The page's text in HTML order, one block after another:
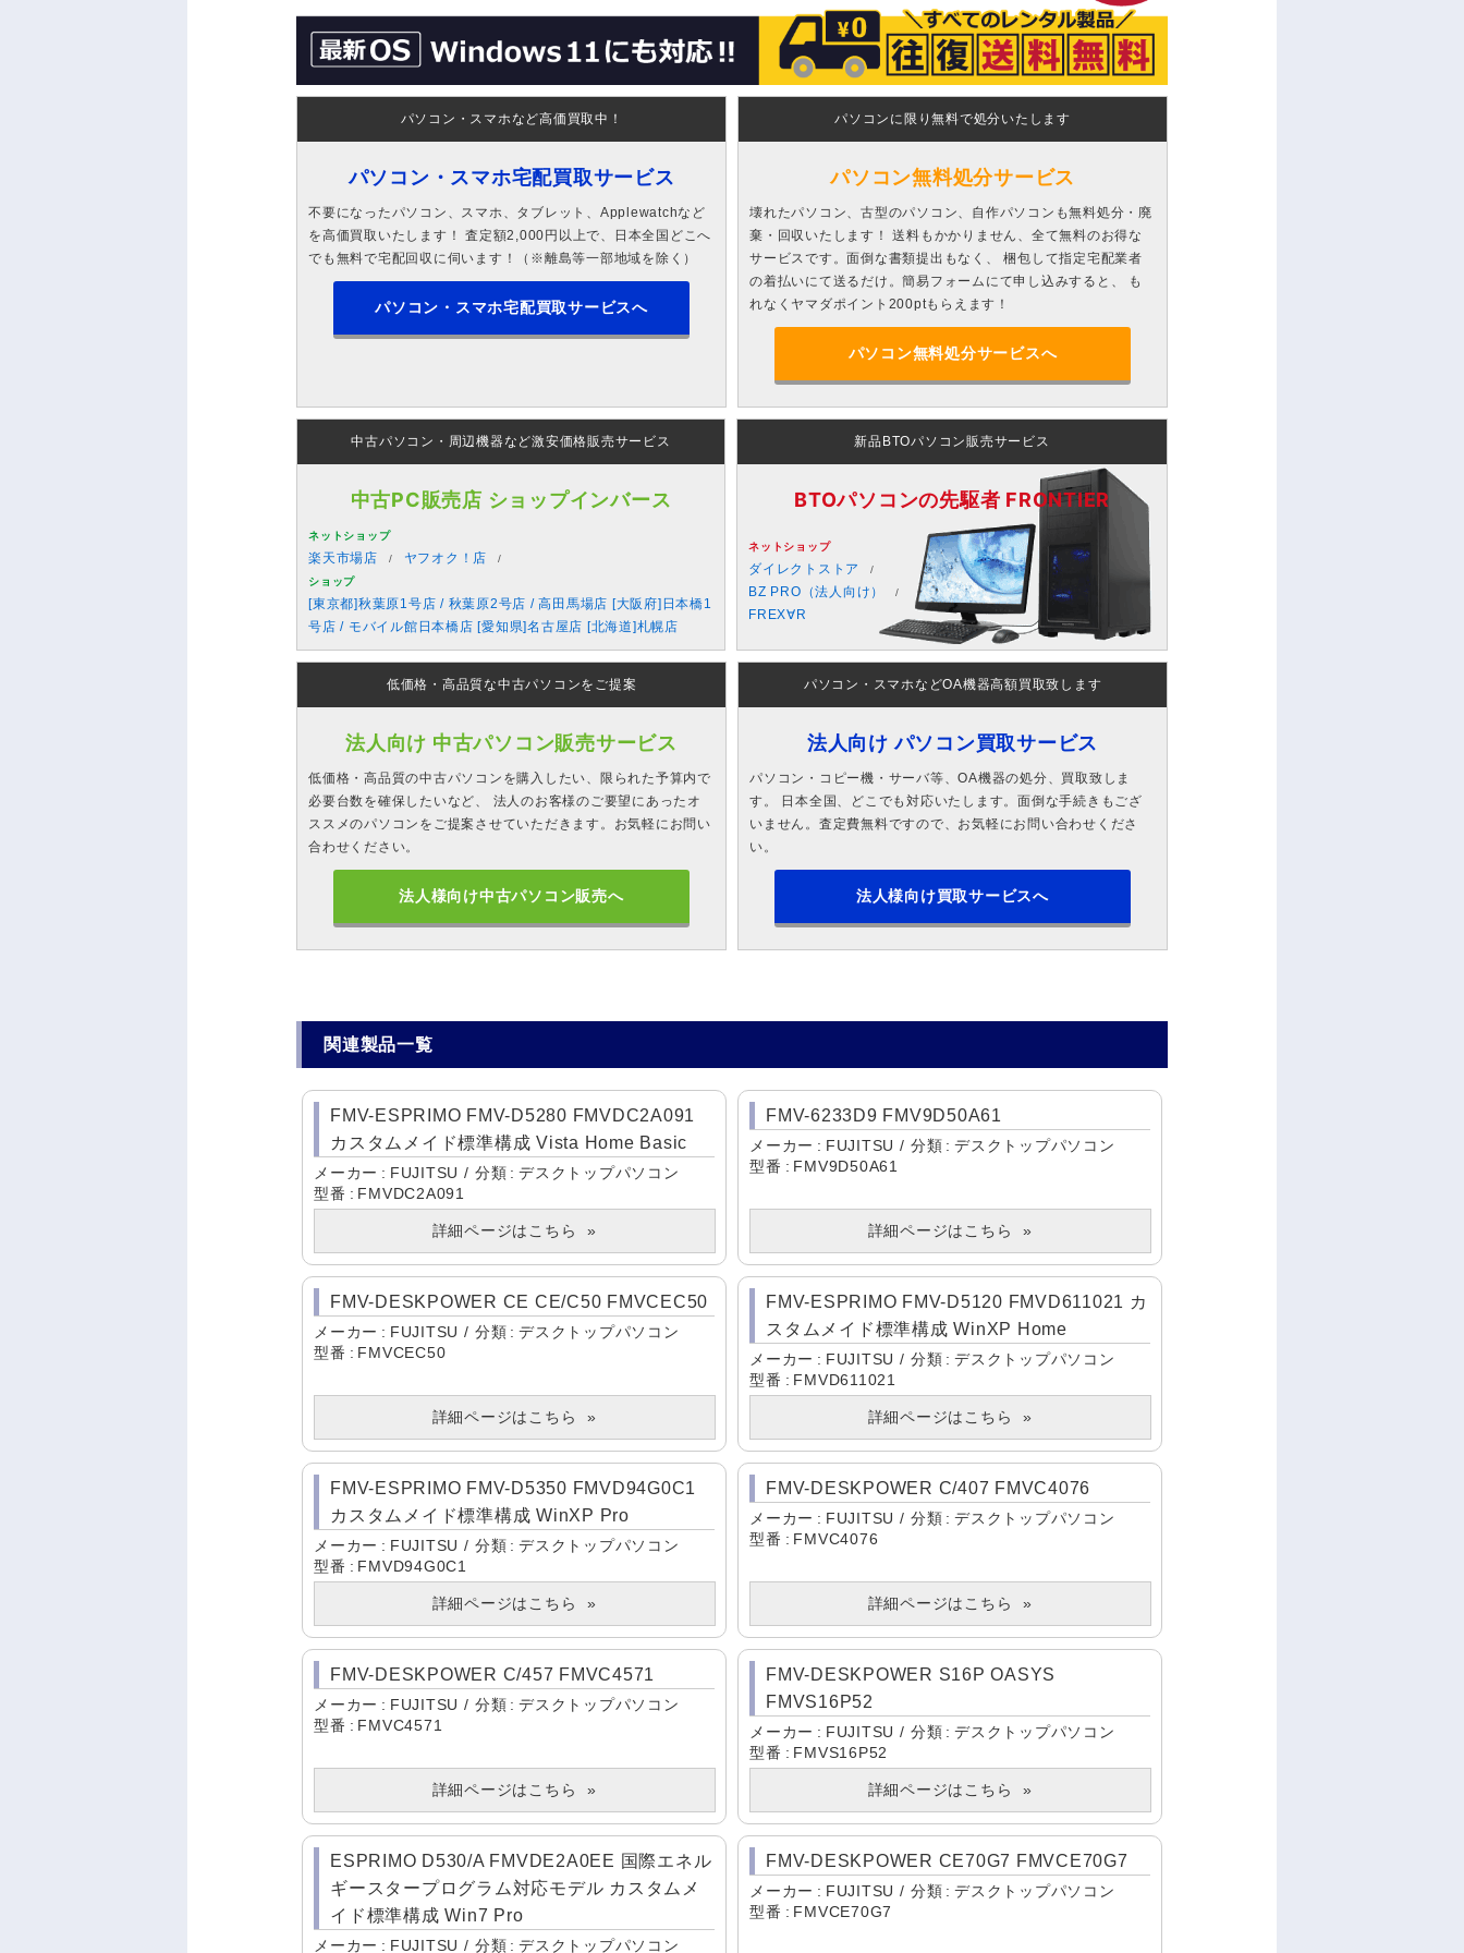
パソコン・スマホなど高価買取中！
パソコン・スマホ宅配買取サービス
不要になったパソコン、スマホ、タブレット、Applewatchなど
を高価買取いたします！ 査定額2,000円以上で、日本全国どこへ
でも無料で宅配回収に伺います！（※離島等一部地域を除く）
パソコン・スマホ宅配買取サービスへ
パソコンに限り無料で処分いたします
パソコン無料処分サービス
壊れたパソコン、古型のパソコン、自作パソコンも無料処分・廃
棄・回収いたします！ 送料もかかりません、全て無料のお得な
サービスです。面倒な書類提出もなく、 梱包して指定宅配業者
の着払いにて送るだけ。簡易フォームにて申し込みすると、 も
れなくヤマダポイント200ptもらえます！
パソコン無料処分サービスへ
中古パソコン・周辺機器など激安価格販売サービス
中古PC販売店 ショップインバース
ネットショップ
楽天市場店 ヤフオク！店
ショップ
[東京都]秋葉原1号店 / 秋葉原2号店 / 高田馬場店 [大阪府]日本橋1
号店 / モバイル館日本橋店 [愛知県]名古屋店 [北海道]札幌店
新品BTOパソコン販売サービス
BTOパソコンの先駆者 FRONTIER
ネットショップ
ダイレクトストア
BZ PRO（法人向け）
FREX∀R
低価格・高品質な中古パソコンをご提案
法人向け 中古パソコン販売サービス
低価格・高品質の中古パソコンを購入したい、限られた予算内で
必要台数を確保したいなど、 法人のお客様のご要望にあったオ
ススメのパソコンをご提案させていただきます。お気軽にお問い
合わせください。
法人様向け中古パソコン販売へ
パソコン・スマホなどOA機器高額買取致します
法人向け パソコン買取サービス
パソコン・コピー機・サーバ等、OA機器の処分、買取致しま
す。 日本全国、どこでも対応いたします。面倒な手続きもござ
いません。査定費無料ですので、お気軽にお問い合わせくださ
い。
法人様向け買取サービスへ
関連製品一覧
FMV-ESPRIMO FMV-D5280 FMVDC2A091
カスタムメイド標準構成 Vista Home Basic
メーカー FUJITSU 分類
デスクトップパソコン
型番
FMVDC2A091
詳細ページはこちら
FMV-6233D9 FMV9D50A61
メーカー FUJITSU 分類
デスクトップパソコン
型番
FMV9D50A61
詳細ページはこちら
FMV-DESKPOWER CE CE/C50 FMVCEC50
メーカー FUJITSU 分類
デスクトップパソコン
型番
FMVCEC50
詳細ページはこちら
FMV-ESPRIMO FMV-D5120 FMVD611021 カ
スタムメイド標準構成 WinXP Home
メーカー FUJITSU 分類
デスクトップパソコン
型番
FMVD611021
詳細ページはこちら
FMV-ESPRIMO FMV-D5350 FMVD94G0C1
カスタムメイド標準構成 WinXP Pro
メーカー FUJITSU 分類
デスクトップパソコン
型番
FMVD94G0C1
詳細ページはこちら
FMV-DESKPOWER C/407 FMVC4076
メーカー FUJITSU 分類
デスクトップパソコン
型番
FMVC4076
詳細ページはこちら
FMV-DESKPOWER C/457 FMVC4571
メーカー FUJITSU 分類
デスクトップパソコン
型番
FMVC4571
詳細ページはこちら
FMV-DESKPOWER S16P OASYS
FMVS16P52
メーカー FUJITSU 分類
デスクトップパソコン
型番
FMVS16P52
詳細ページはこちら
ESPRIMO D530/A FMVDE2A0EE 国際エネル
ギースタープログラム対応モデル カスタムメ
イド標準構成 Win7 Pro
メーカー FUJITSU 分類 デスクトップパソコン
FMV-DESKPOWER CE70G7 FMVCE70G7
メーカー FUJITSU 分類
デスクトップパソコン
型番
FMVCE70G7